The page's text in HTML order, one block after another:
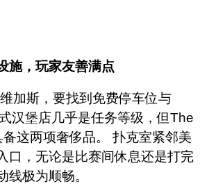
施，玩家友善满点
加斯，要找到免费停车位与
汉堡店几乎是任务等级，但The
这两项奢侈品。 扑克室紧邻美
口，无论是比赛间休息还是打完
线极为顺畅。